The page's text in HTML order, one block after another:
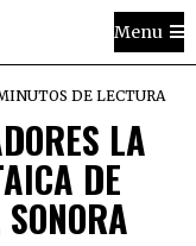
Menu
DE LECTURA
LA
DE